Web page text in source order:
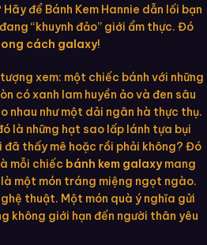
để Bánh Kem Hannie dẫn lối bạn
“khuynh đảo” giới ẩm thực. Đó
cách galaxy!
xem: một chiếc bánh với những
có xanh lam huyền ảo và đen sâu
nhau như một dải ngân hà thực thụ.
là những hạt sao lấp lánh tựa bụi
đã thấy mê hoặc rồi phải không? Đó
mỗi chiếc bánh kem galaxymang
một món tráng miệng ngọt ngào.
thuật. Một món quà ý nghĩa gửi
không giới hạn đến người thân yêu